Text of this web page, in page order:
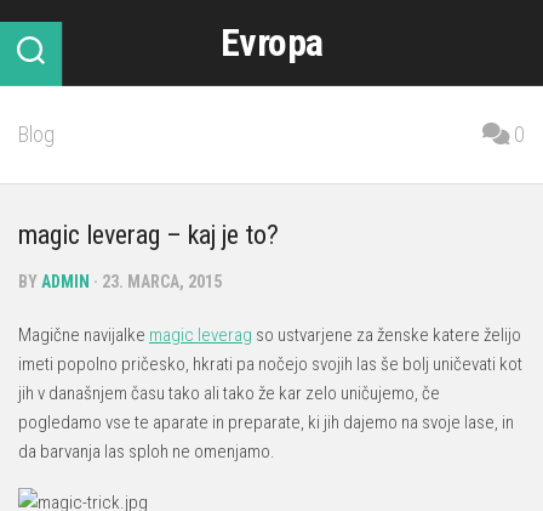
content
Evropa
Blog 0
magic leverag – kaj je to?
BYADMIN · 23. MARCA, 2015
Magične navijalke magic leverag so ustvarjene za ženske katere želijo
imeti popolno pričesko, hkrati pa nočejo svojih las še bolj uničevati kot
jih v današnjem času tako ali tako že kar zelo uničujemo, če
pogledamo vse te aparate in preparate, ki jih dajemo na svoje lase, in
da barvanja las sploh ne omenjamo.